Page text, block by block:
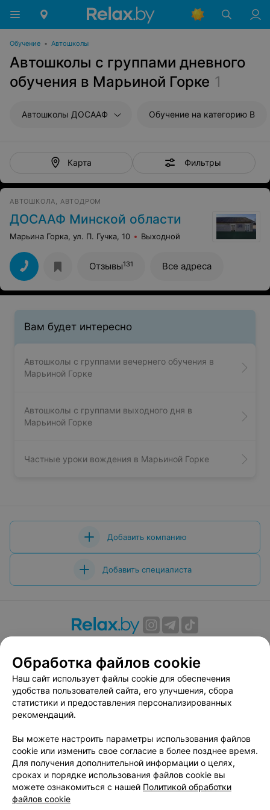
Обучение • Автошколы
Автошколы с группами дневного
обучения в Марьиной Горке 1
Автошколы ДОСААФ Обучение на категорию B
Карта Фильтры
АВТОШКОЛА, АВТОДРОМ
ДОСААФ Минской области
Марьина Горка, ул. П. Гучка, 10 Выходной
Отзывы131 Все адреса
Вам будет интересно
Автошколы с группами вечернего обучения в
Марьиной Горке
Автошколы с группами выходного дня в
Марьиной Горке
Частные уроки вождения в Марьиной Горке
Добавить компанию
Добавить специалиста
Вакансии
Публичный договор
Способы оплаты
Публичный договор по использованию сервиса
«Афиша»
Пользовательское соглашение
Связаться по вопросам сотрудничества
Написать руководителю relax.by
Персональные настройки cookie
Обработка персональных данных
Обработка файлов cookie
Наш сайт использует файлы cookie для обеспечения
удобства пользователей сайта, его улучшения, сбора
статистики и предоставления персонализированных
рекомендаций.
Вы можете настроить параметры использования файлов
cookie или изменить свое согласие в более позднее время.
Для получения дополнительной информации о целях,
сроках и порядке использования файлов cookie вы
можете ознакомиться с нашей Политикой обработки
файлов cookie